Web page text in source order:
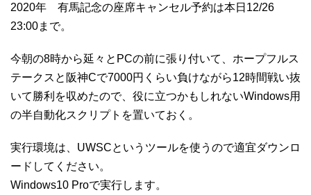
2020年 有馬記念の座席キャンセル予約は本日12/26
23:00まで。
今朝の8時から延々とPCの前に張り付いて、ホープフルス
テークスと阪神Cで7000円くらい負けながら12時間戦い抜
いて勝利を収めたので、役に立つかもしれないWindows用
の半自動化スクリプトを置いておく。
実行環境は、UWSCというツールを使うので適宜ダウンロ
ードしてください。
Windows10 Proで実行します。